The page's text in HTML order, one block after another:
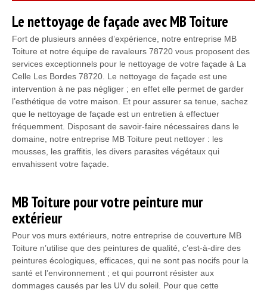
Le nettoyage de façade avec MB Toiture
Fort de plusieurs années d’expérience, notre entreprise MB
Toiture et notre équipe de ravaleurs 78720 vous proposent des
services exceptionnels pour le nettoyage de votre façade à La
Celle Les Bordes 78720. Le nettoyage de façade est une
intervention à ne pas négliger ; en effet elle permet de garder
l’esthétique de votre maison. Et pour assurer sa tenue, sachez
que le nettoyage de façade est un entretien à effectuer
fréquemment. Disposant de savoir-faire nécessaires dans le
domaine, notre entreprise MB Toiture peut nettoyer : les
mousses, les graffitis, les divers parasites végétaux qui
envahissent votre façade.
MB Toiture pour votre peinture mur
extérieur
Pour vos murs extérieurs, notre entreprise de couverture MB
Toiture n’utilise que des peintures de qualité, c’est-à-dire des
peintures écologiques, efficaces, qui ne sont pas nocifs pour la
santé et l’environnement ; et qui pourront résister aux
dommages causés par les UV du soleil. Pour que cette